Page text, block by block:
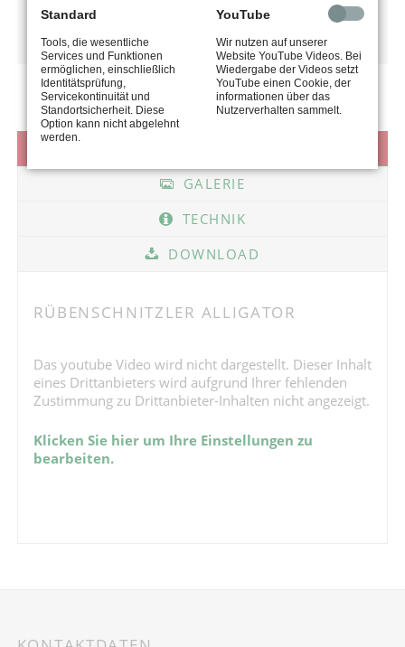
PROSPEKT (PDF)
GALERIE
TECHNIK
DOWNLOAD
RÜBENSCHNITZLER ALLIGATOR
Das youtube Video wird nicht dargestellt. Dieser Inhalt
eines Drittanbieters wird aufgrund Ihrer fehlenden
Zustimmung zu Drittanbieter-Inhalten nicht angezeigt.
Klicken Sie hier um Ihre Einstellungen zu
bearbeiten.
Standard
Tools, die wesentliche
Services und Funktionen
ermöglichen, einschließlich
Identitätsprüfung,
Servicekontinuität und
Standortsicherheit. Diese
Option kann nicht abgelehnt
werden.
YouTube
Wir nutzen auf unserer
Website YouTube Videos. Bei
Wiedergabe der Videos setzt
YouTube einen Cookie, der
informationen über das
Nutzerverhalten sammelt.